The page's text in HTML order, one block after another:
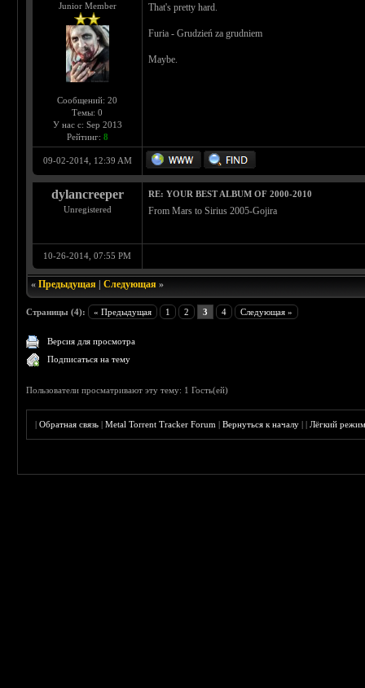
Junior Member
Сообщений: 20
Темы: 0
У нас с: Sep 2013
Рейтинг: 8
That's pretty hard.
Furia - Grudzień za grudniem
Maybe.
09-02-2014, 12:39 AM
dylancreeper
Unregistered
RE: YOUR BEST ALBUM OF 2000-2010
From Mars to Sirius 2005-Gojira
10-26-2014, 07:55 PM
«Предыдущая |Следующая »
Страницы (4): « Предыдущая 1 2 3 4 Следующая »
Версия для просмотра
Подписаться на тему
Пользователи просматривают эту тему: 1 Гость(ей)
|Обратная связь |Metal Torrent Tracker Forum |Вернуться к началу ||Лёгкий